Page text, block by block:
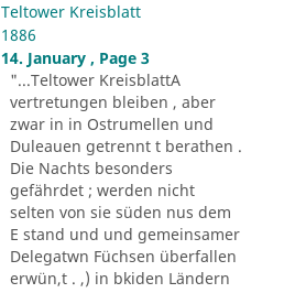
Teltower Kreisblatt
1886
14. January , Page 3
"...Teltower KreisblattA
vertretungen bleiben , aber
zwar in in Ostrumellen und
Duleauen getrennt t berathen .
Die Nachts besonders
gefährdet ; werden nicht
selten von sie süden nus dem
E stand und und gemeinsamer
Delegatwn Füchsen überfallen
erwün,t . ,) in bkiden Ländern